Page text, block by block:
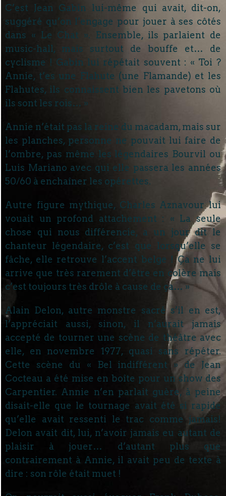
C’est Jean Gabin lui-même qui avait, dit-on,
suggéré qu’on l’engage pour jouer à ses côtés
dans « Le Chat ». Ensemble, ils parlaient de
music-hall, mais surtout de bouffe et… de
cyclisme ! Gabin lui répétait souvent : « Toi ?
Annie, t’es une Flahute (une Flamande) et les
Flahutes, ils connaissent bien les pavetons où
ils sont les rois… »
Annie n’était pas la reine du macadam, mais sur
les planches, personne ne pouvait lui faire de
l’ombre, pas même les légendaires Bourvil ou
Luis Mariano avec qui elle passera les années
50/60 à enchaîner les opérettes.
Autre figure mythique, Charles Aznavour lui
vouait un profond attachement : « La seule
chose qui nous différencie, a un jour dit le
chanteur légendaire, c’est que lorsqu’elle se
fâche, elle retrouve l’accent belge ! Ça ne lui
arrive que très rarement d’être en colère mais
c’est toujours très drôle à cause de ça… »
Alain Delon, autre monstre sacré s’il en est,
l’appréciait aussi, sinon, il n’aurait jamais
accepté de tourner une scène de théâtre avec
elle, en novembre 1977, quasi sans répéter.
Cette scène du « Bel indifférent » de Jean
Cocteau a été mise en boîte pour un show des
Carpentier. Annie n’en parlait guère, à peine
disait-elle que le tournage avait été si rapide
qu’elle avait ressenti le trac comme jamais!
Delon avait dit, lui, n’avoir jamais eu autant de
plaisir à jouer… d’autant plus que
contrairement à Annie, il avait peu de texte à
dire : son rôle était muet !